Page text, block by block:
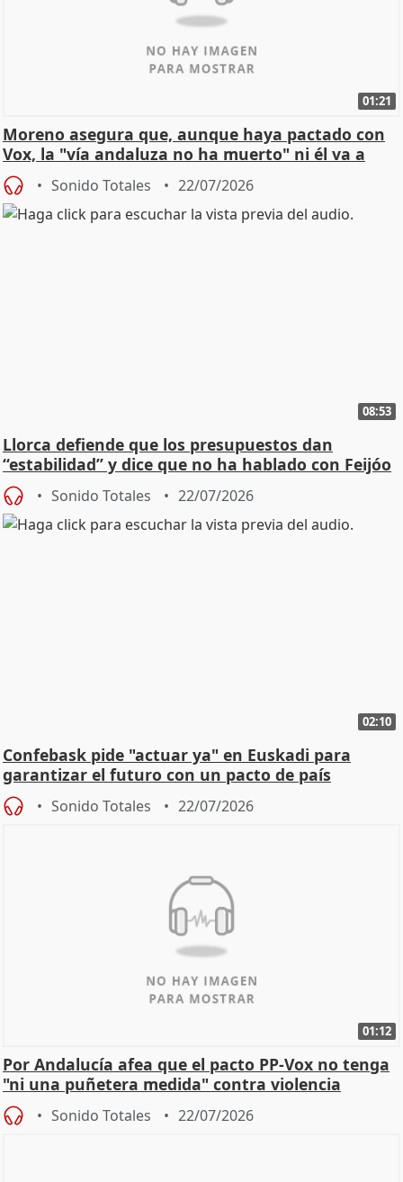
01:21
Moreno asegura que, aunque haya pactado con
Vox, la "vía andaluza no ha muerto" ni él va a
"cambiar"
Sonido Totales 22/07/2026
08:53
Llorca defiende que los presupuestos dan
“estabilidad” y dice que no ha hablado con Feijóo
Sonido Totales 22/07/2026
02:10
Confebask pide "actuar ya" en Euskadi para
garantizar el futuro con un pacto de país
Sonido Totales 22/07/2026
01:12
Por Andalucía afea que el pacto PP-Vox no tenga
"ni una puñetera medida" contra violencia
machista
Sonido Totales 22/07/2026